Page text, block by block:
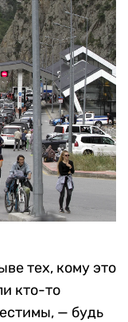
тех, кому это
кто-то
— будь